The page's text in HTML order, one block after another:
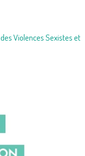
Violences Sexistes et